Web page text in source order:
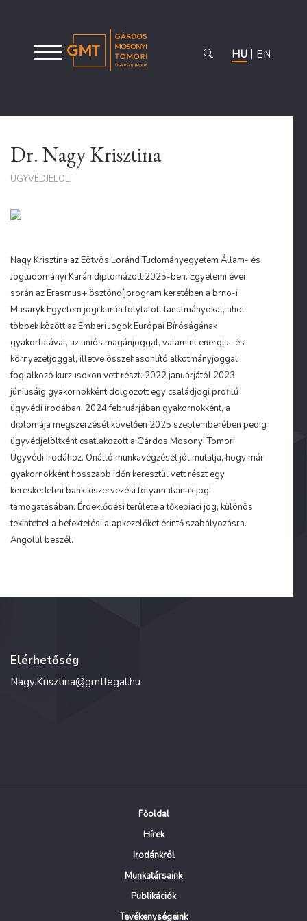
HU EN
Dr. Nagy Krisztina
ÜGYVÉDJELÖLT
Nagy Krisztina az Eötvös Loránd Tudományegyetem Állam- és
Jogtudományi Karán diplomázott 2025-ben. Egyetemi évei
során az Erasmus+ ösztöndíjprogram keretében a brno-i
Masaryk Egyetem jogi karán folytatott tanulmányokat, ahol
többek között az Emberi Jogok Európai Bíróságának
gyakorlatával, az uniós magánjoggal, valamint energia- és
környezetjoggal, illetve összehasonlító alkotmányjoggal
foglalkozó kurzusokon vett részt. 2022 januárjától 2023
júniusáig gyakornokként dolgozott egy családjogi profilú
ügyvédi irodában. 2024 februárjában gyakornokként, a
diplomája megszerzését követően 2025 szeptemberében pedig
ügyvédjelöltként csatlakozott a Gárdos Mosonyi Tomori
Ügyvédi Irodához. Önálló munkavégzését jól mutatja, hogy már
gyakornokként hosszabb időn keresztül vett részt egy
kereskedelmi bank kiszervezési folyamatainak jogi
támogatásában. Érdeklődési területe a tőkepiaci jog, különös
tekintettel a befektetési alapkezelőket érintő szabályozásra.
Angolul beszél.
Elérhetőség
Nagy.Krisztina@gmtlegal.hu
Főoldal
Hírek
Irodánkról
Munkatársaink
Publikációk
Tevékenységeink